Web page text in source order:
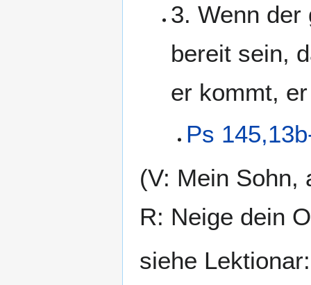
3. Wenn
bereit sein,
er kommt,
Ps
(V: Mein Sohn,
R: Neige dein
siehe